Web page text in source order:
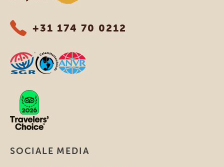
+31 174 70 0212
SOCIALE MEDIA